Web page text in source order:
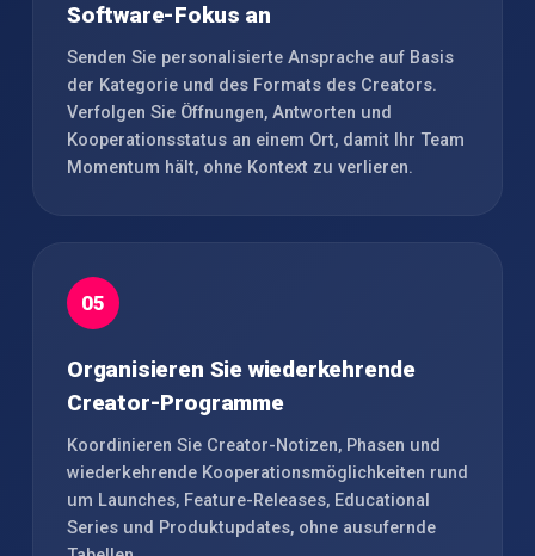
Software-Fokus an
Senden Sie personalisierte Ansprache auf Basis
der Kategorie und des Formats des Creators.
Verfolgen Sie Öffnungen, Antworten und
Kooperationsstatus an einem Ort, damit Ihr Team
Momentum hält, ohne Kontext zu verlieren.
05
Organisieren Sie wiederkehrende
Creator-Programme
Koordinieren Sie Creator-Notizen, Phasen und
wiederkehrende Kooperationsmöglichkeiten rund
um Launches, Feature-Releases, Educational
Series und Produktupdates, ohne ausufernde